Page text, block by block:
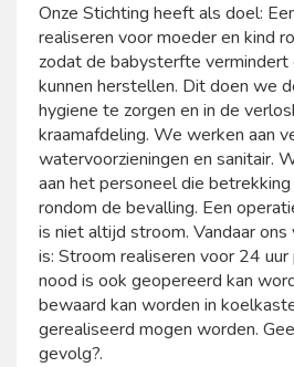
Onze Stichting heeft als doel:
realiseren voor moeder en kind
zodat de babysterfte vermindert
kunnen herstellen. Dit doen we
hygiene te zorgen en in de
kraamafdeling. We werken aan
watervoorzieningen en sanitair.
aan het personeel die
rondom de bevalling. Een
is niet altijd stroom. Vandaar
is: Stroom realiseren voor 24
nood is ook geopereerd kan
bewaard kan worden in
gerealiseerd mogen worden.
gevolg?.